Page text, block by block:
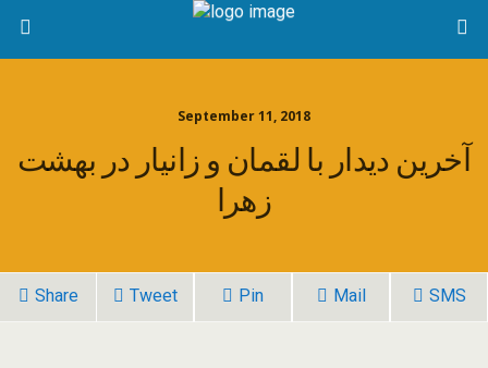
September 11, 2018
آخرین دیدار با لقمان و زانیار در بهشت
زهرا
Share Tweet Pin Mail SMS